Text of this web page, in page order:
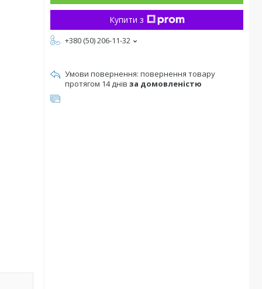
Купити з
+380 (50) 206-11-32
повернення товару
протягом 14 днів за домовленістю